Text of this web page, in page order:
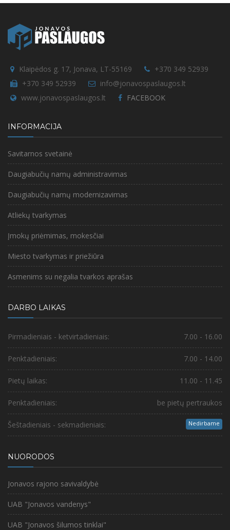
Klaipėdos g. 17, Jonava, LT-55169
+370 349 52939
+370 349 52939
info@jonavospaslaugos.lt
www.jonavospaslaugos.lt
FACEBOOK
INFORMACIJA
Savitarnos svetainė
Daugiabučių namų administravimas
Daugiabučių namų modernizavimas
Atliekų tvarkymas
Įmokų priėmimas, mokesčiai
Miesto tvarkymas ir priežiūra
Asmenims su negalia tvarkos aprašas
DARBO LAIKAS
Pirmadieniais - ketvirtadieniais: 7.00 - 16.00
Penktadieniais: 7.00 - 14.00
Pietų laikas: 11.00 - 11.45
Penktadieniais: be pietų pertraukos
Šeštadieniais - sekmadieniais: Nedirbame
NUORODOS
Jonavos rajono savivaldybė
UAB "Jonavos vandenys"
UAB "Jonavos šilumos tinklai"